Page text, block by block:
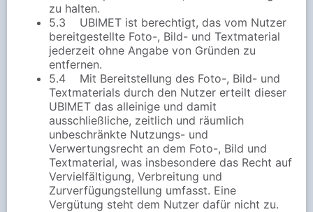
zu halten.
5.3 UBIMET ist berechtigt, das vom Nutzer
bereitgestellte Foto-, Bild- und Textmaterial
jederzeit ohne Angabe von Gründen zu
entfernen.
5.4 Mit Bereitstellung des Foto-, Bild- und
Textmaterials durch den Nutzer erteilt dieser
UBIMET das alleinige und damit
ausschließliche, zeitlich und räumlich
unbeschränkte Nutzungs- und
Verwertungsrecht an dem Foto-, Bild und
Textmaterial, was insbesondere das Recht auf
Vervielfältigung, Verbreitung und
Zurverfügungstellung umfasst. Eine
Vergütung steht dem Nutzer dafür nicht zu.